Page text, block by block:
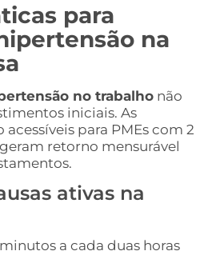
para
na
no trabalho não
iniciais. As
para PMEs com 2
retorno mensurável
ativas na
a cada duas horas